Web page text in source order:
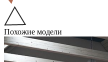
Похожие модели